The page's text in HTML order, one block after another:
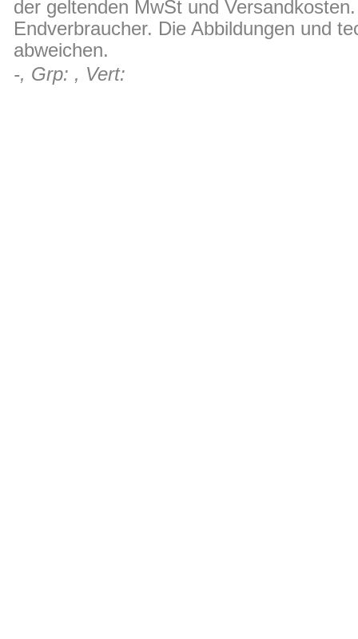
der geltenden MwSt und
Endverbraucher. Die Abbildungen und
abweichen.
-, Grp: , Vert: